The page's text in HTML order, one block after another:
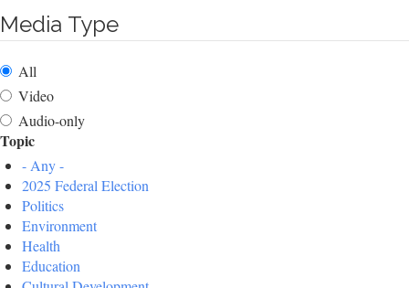
Media Type
All
Video
Audio-only
Topic
- Any -
2025 Federal Election
Politics
Environment
Health
Education